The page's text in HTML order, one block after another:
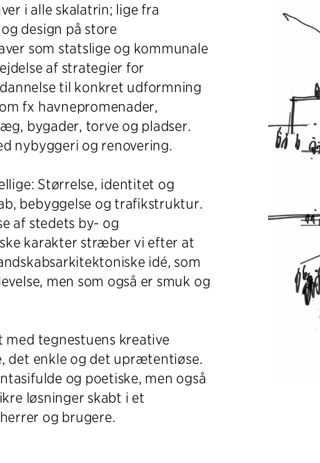
i alle skalatrin; lige fra
design på store
som statslige og kommunale
af strategier for
til konkret udformning
fx havnepromenader,
bygader, torve og pladser.
nybyggeri og renovering.
Størrelse, identitet og
bebyggelse og trafikstruktur.
af stedets by- og
karakter stræber vi efter at
idé, som
men som også er smuk og
tegnestuens kreative
det enkle og det uprætentiøse.
og poetiske, men også
løsninger skabt i et
og brugere.